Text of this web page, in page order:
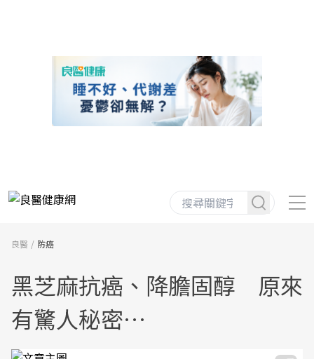
良醫 防癌
黑芝麻抗癌、降膽固醇 原來
有驚人秘密…